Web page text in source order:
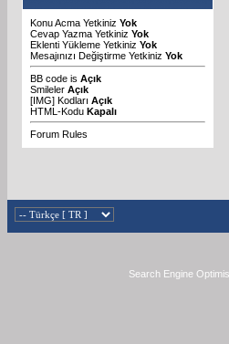
Konu Acma Yetkiniz Yok
Cevap Yazma Yetkiniz Yok
Eklenti Yükleme Yetkiniz Yok
Mesajınızı Değiştirme Yetkiniz Yok
BB code is Açık
Smileler Açık
[IMG] Kodları Açık
HTML-Kodu Kapalı
Forum Rules
Search Engine